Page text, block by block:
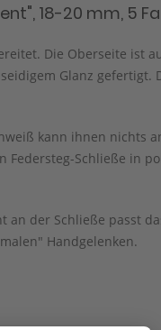
18-20 mm, 5
Die Oberseite ist
Glanz gefertigt.
kann ihnen nichts
Federsteg-Schließe in
an der Schließe passt
Handgelenken.